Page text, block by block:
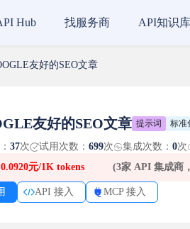
友好的SEO文章
友好的SEO文章 提示词 标准
37次 试用次数： 699次 集成次数： 0次
0.0920元/1K tokens (3家 API 集成商
API 接入 MCP 接入
Hub 找服务商 API知识库